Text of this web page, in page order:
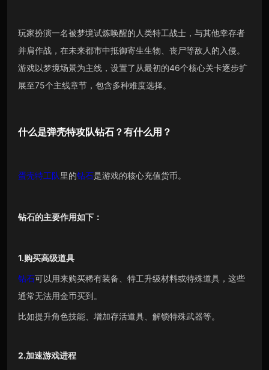
玩家扮演一名被梦境试炼唤醒的人类特工战士，与其他幸存者
并肩作战，在未来都市中抵御寄生生物、丧尸等敌人的入侵。
游戏以梦境场景为主线，设置了从最初的46个核心关卡逐步扩
展至75个主线章节，包含多种难度选择。
什么是弹壳特攻队钻石？有什么用？
蛋壳特工队里的钻石是游戏的核心充值货币。
钻石的主要作用如下：
1.购买高级道具
钻石可以用来购买稀有装备、特工升级材料或特殊道具，这些
通常无法用金币买到。
比如提升角色技能、增加存活道具、解锁特殊武器等。
2.加速游戏进程